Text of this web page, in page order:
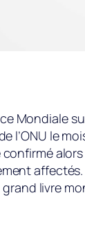
Mondiale
l’ONU le
confirmé
livre